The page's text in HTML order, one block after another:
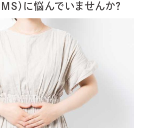
）に悩んでいませんか？